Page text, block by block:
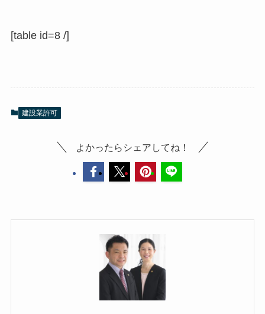
[table id=8 /]
建設業許可
よかったらシェアしてね！